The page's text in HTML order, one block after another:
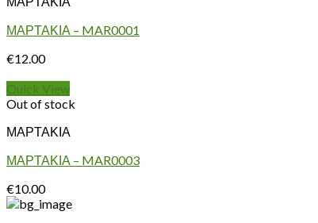
ΜΑΡΤΑΚΙΑ – MAR0001
€12.00
Quick View
Out of stock
ΜΑΡΤΑΚΙΑ
ΜΑΡΤΑΚΙΑ – MAR0003
€10.00